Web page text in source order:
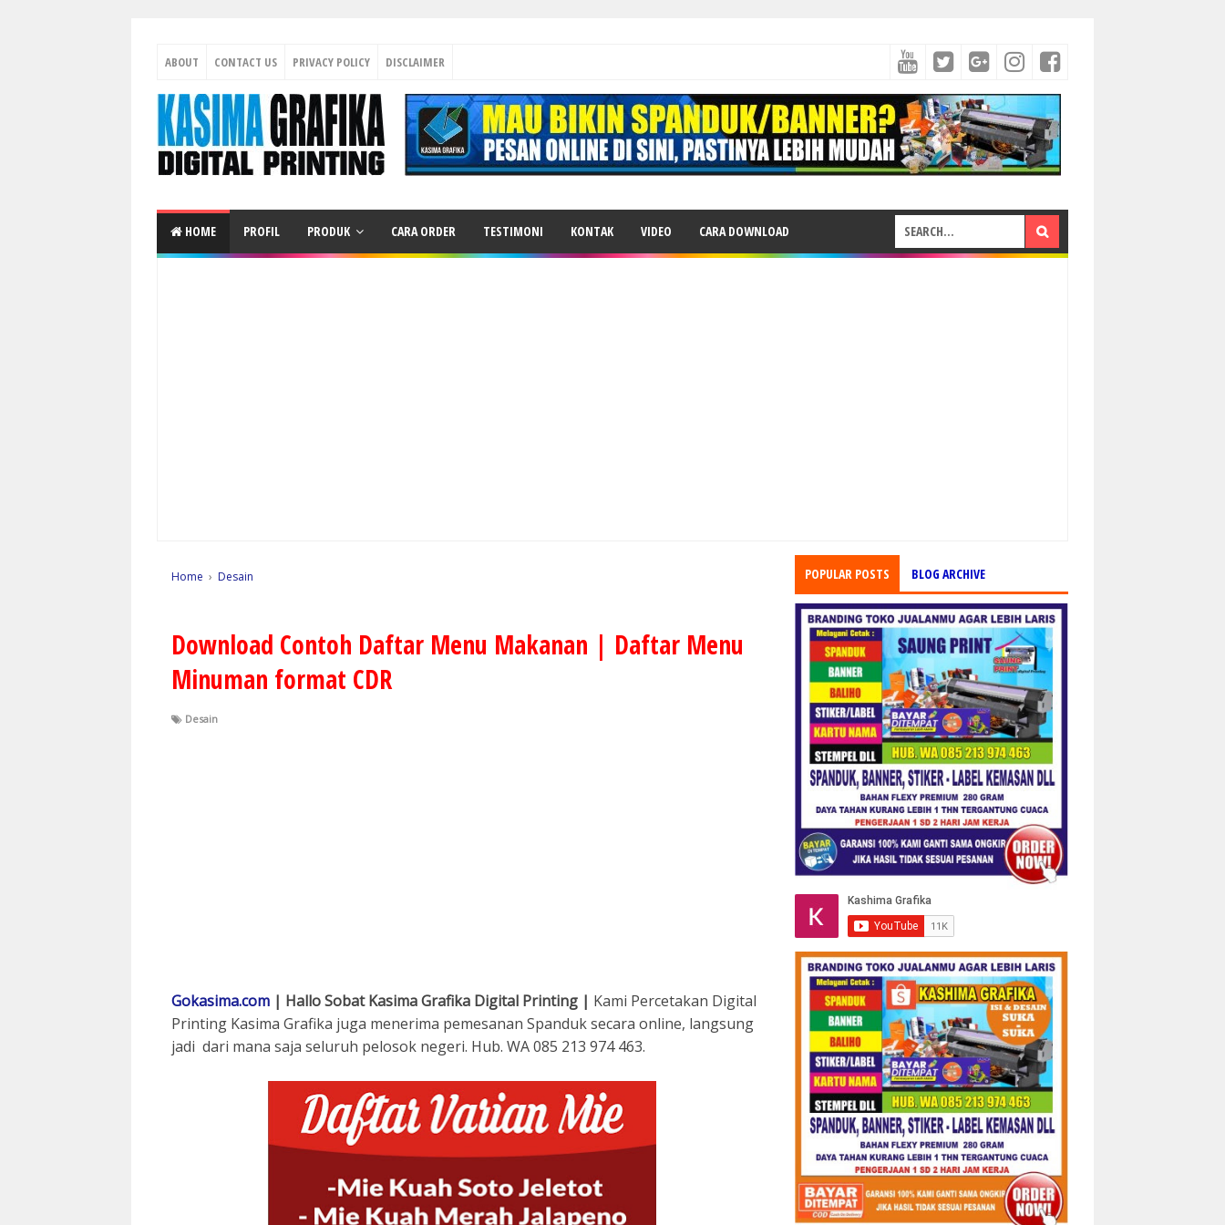
ABOUT CONTACT US PRIVACY POLICY DISCLAIMER
HOME PROFIL PRODUK CARA ORDER TESTIMONI KONTAK VIDEO CARA DOWNLOAD
Home › Desain
Download Contoh Daftar Menu Makanan | Daftar Menu
Minuman format CDR
Desain
Gokasima.com | Hallo Sobat Kasima Grafika Digital Printing | Kami Percetakan Digital
Printing Kasima Grafika juga menerima pemesanan Spanduk secara online, langsung
jadi dari mana saja seluruh pelosok negeri. Hub. WA 085 213 974 463.
POPULAR POSTS BLOG ARCHIVE